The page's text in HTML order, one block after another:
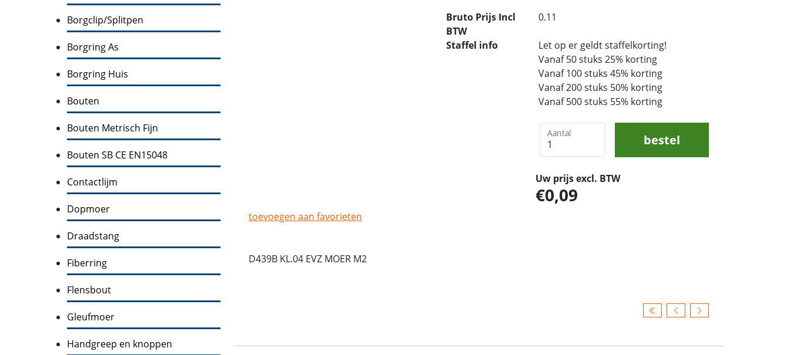
Borgclip/Splitpen
Borgring As
Borgring Huis
Bouten
Bouten Metrisch Fijn
Bouten SB CE EN15048
Contactlijm
Dopmoer
Draadstang
Fiberring
Flensbout
Gleufmoer
Handgreep en knoppen
Bruto Prijs Incl
BTW
0.11
Staffel info
Let op er geldt staffelkorting!
Vanaf 50 stuks 25% korting
Vanaf 100 stuks 45% korting
Vanaf 200 stuks 50% korting
Vanaf 500 stuks 55% korting
Aantal bestel
Uw prijs excl. BTW
0,09
toevoegen aan favorieten
D439B KL.04 EVZ MOER M2